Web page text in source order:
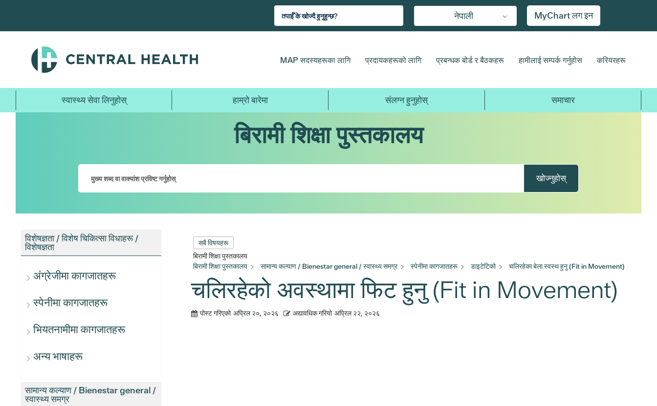
जानुहोस्
नेपाली MyChart लग इन
MAP सदस्यहरूका लागि प्रदायकहरूको लागि प्रबन्धक बोर्ड र बैठकहरू हामीलाई सम्पर्क गर्नुहोस करियरहरू
स्वास्थ्य सेवा लिनुहोस् हाम्रो बारेमा संलग्न हुनुहोस् समाचार
बिरामी शिक्षा पुस्तकालय
खोज्नुहोस्
विशेषज्ञता / विशेष चिकित्सा विधाहरू /
विशेषज्ञता
अंग्रेजीमा कागजातहरू
स्पेनीमा कागजातहरू
भियतनामीमा कागजातहरू
अन्य भाषाहरू
सामान्य कल्याण / Bienestar general /
स्वास्थ्य समग्र
सबै विषयहरू
बिरामी शिक्षा पुस्तकालय
बिरामी शिक्षा पुस्तकालय
सामान्य कल्याण / Bienestar general / स्वास्थ्य समग्र स्पेनीमा कागजातहरू डाइटेटिको चलिरहेका बेला स्वस्थ हुनु (Fit in Movement)
चलिरहेको अवस्थामा फिट हुनु (Fit in Movement)
पोस्ट गरिएको अप्रिल २०, २०२६ अद्यावधिक गरियो अप्रिल २२, २०२६